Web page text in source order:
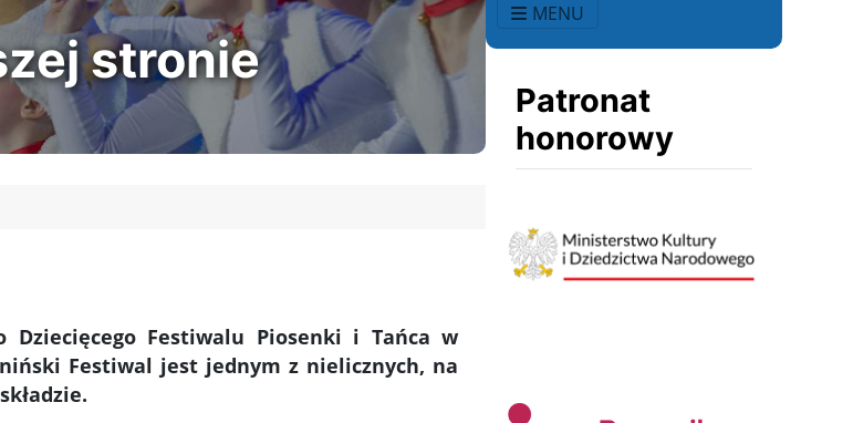
MENU
Patronat
honorowy
stronie
Dziecięcego Festiwalu Piosenki i Tańca w
Festiwal jest jednym z nielicznych, na